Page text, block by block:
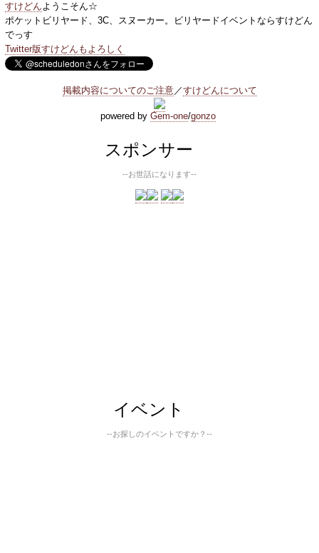
すけどんようこそん☆
ポケットビリヤード、3C、スヌーカー。ビリヤードイベントならすけどん
でっす
Twitter版すけどんもよろしく
掲載内容についてのご注意／すけどんについて
powered by Gem-one/gonzo
スポンサー
--お世話になります--
イベント
--お探しのイベントですか？--